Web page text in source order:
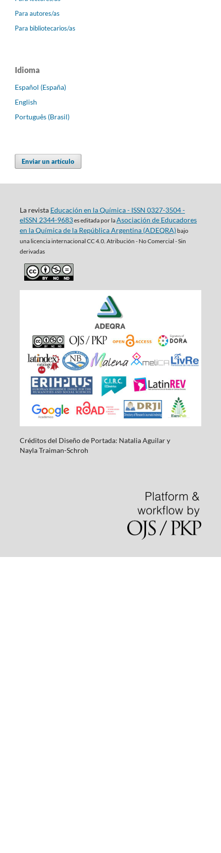
Para autores/as
Para bibliotecarios/as
Idioma
Español (España)
English
Português (Brasil)
Enviar un artículo
La revista Educación en la Química - ISSN 0327-3504 -
eISSN 2344-9683es editada por laAsociación de Educadores
en la Química de la República Argentina (ADEQRA)bajo
una licencia internacional CC 4.0. Atribución - No Comercial - Sin
derivadas
Créditos del Diseño de Portada: Natalia Aguilar y
NaylaTraiman-Schroh